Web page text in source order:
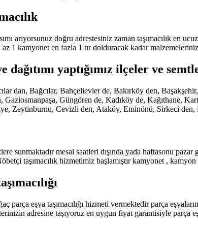
arıyorsunuz doğru adrestesiniz zaman taşımacılık en
az 1 kamyonet en fazla 1 tır dolduracak kadar
dağıtımı yaptığımız ilçeler ve
dan, Bağcılar, Bahçelievler de, Bakırköy den,
Gaziosmanpaşa, Güngören de, Kadıköy de, Kağıthane,
Zeytinburnu, Cevizli den, Ataköy, Eminönü, Sirkeci den,
sunmaktadır mesai saatleri dışında yada haftasonu
taşımacılık hizmetimiz başlamıştır kamyonet ,
parça eşya taşımacılığı hizmeti vermektedir parça
adresine taşıyoruz en uygun fiyat garantisiyle parça